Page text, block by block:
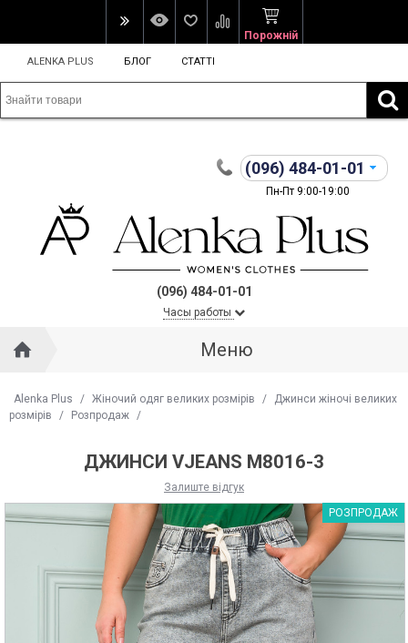
Порожній
ALENKA PLUS БЛОГ СТАТТІ
(096) 484-01-01
Пн-Пт 9:00-19:00
(096) 484-01-01
Часы работы
Меню
Alenka Plus / Жіночий одяг великих розмірів /
Джинси жіночі великих
розмірів
/ Розпродаж /
ДЖИНСИ VJEANS М8016-3
Залиште відгук
РОЗПРОДАЖ